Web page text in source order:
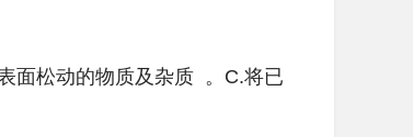
面松动的物质及杂质 。C.将已